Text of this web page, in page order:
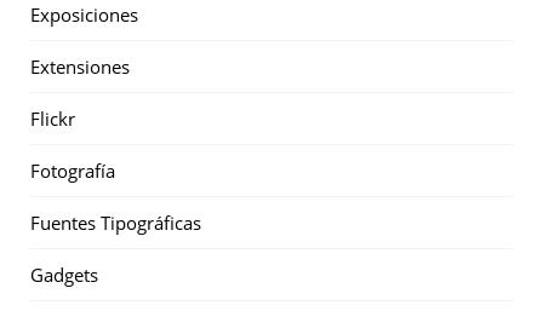
Exposiciones
Extensiones
Flickr
Fotografía
Fuentes Tipográficas
Gadgets